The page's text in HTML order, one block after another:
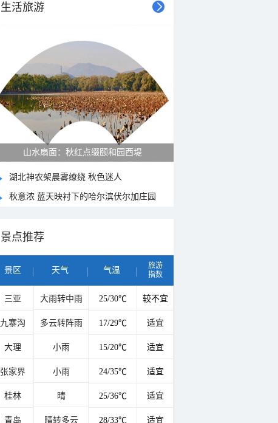
生活旅游
紫菊满山坡 黄山坡山村秋色正好
湖北神农架晨雾缭绕 秋色迷人
秋意浓 蓝天映衬下的哈尔滨伏尔加庄园
景点推荐
景区 天气 气温
旅游
指数
三亚 大雨转中雨 25/30℃ 较不宜
九寨沟 多云转阵雨 17/29℃ 适宜
大理 小雨 15/20℃ 适宜
张家界 小雨 24/35℃ 适宜
桂林 晴 25/36℃ 适宜
青岛 晴转多云 28/33℃ 适宜